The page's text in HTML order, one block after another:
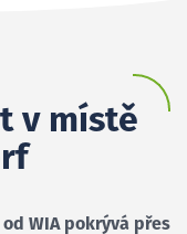
v místě
WIA pokrývá přes